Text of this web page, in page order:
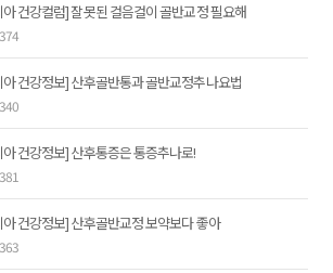
건강컬럼] 잘못된 걸음걸이 골반교정 필요해
건강정보] 산후골반통과 골반교정추나요법
건강정보] 산후통증은 통증추나로!
건강정보] 산후골반교정 보약보다 좋아